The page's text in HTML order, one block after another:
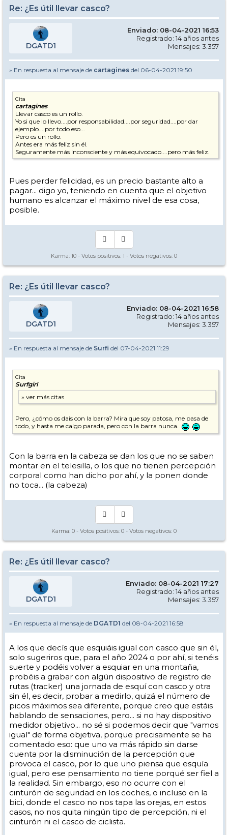
Re: ¿Es útil llevar casco?
DGATD1
Enviado: 08-04-2021 16:53
Registrado: 14 años antes
Mensajes: 3.357
» En respuesta al mensaje de cartagines del 06-04-2021 19:50
Cita
cartagines
Llevar casco es un rollo.
Yo si que lo llevo....por responsabilidad....por seguridad....por dar
ejemplo....por todo eso...
Pero es un rollo.
Antes era más feliz sin él.
Seguramente más inconsciente y más equivocado....pero más feliz.
Pues perder felicidad, es un precio bastante alto a
pagar... digo yo, teniendo en cuenta que el objetivo
humano es alcanzar el máximo nivel de esa cosa,
posible.
Karma: 10 - Votos positivos: 1 - Votos negativos: 0
Re: ¿Es útil llevar casco?
DGATD1
Enviado: 08-04-2021 16:58
Registrado: 14 años antes
Mensajes: 3.357
» En respuesta al mensaje de Surfi del 07-04-2021 11:29
Cita
Surfgirl
Pero, ¿cómo os dais con la barra? Mira que soy patosa, me pasa de
todo, y hasta me caigo parada, pero con la barra nunca.
Con la barra en la cabeza se dan los que no se saben
montar en el telesilla, o los que no tienen percepción
corporal como han dicho por ahí, y la ponen donde
no toca... (la cabeza)
Karma: 0 - Votos positivos: 0 - Votos negativos: 0
Re: ¿Es útil llevar casco?
DGATD1
Enviado: 08-04-2021 17:27
Registrado: 14 años antes
Mensajes: 3.357
» En respuesta al mensaje de DGATD1 del 08-04-2021 16:58
A los que decís que esquiáis igual con casco que sin él,
solo sugeriros que, para el año 2024 o por ahí, si tenéis
suerte y podéis volver a esquiar en una montaña,
probéis a grabar con algún dispositivo de registro de
rutas (tracker) una jornada de esquí con casco y otra
sin él, es decir, probar a medirlo, quizá el número de
picos máximos sea diferente, porque creo que estáis
hablando de sensaciones, pero... si no hay dispositivo
medidor objetivo... no sé si podemos decir que "vamos
igual" de forma objetiva, porque precisamente se ha
comentado eso: que uno va más rápido sin darse
cuenta por la disminución de la percepción que
provoca el casco, por lo que uno piensa que esquía
igual, pero ese pensamiento no tiene porqué ser fiel a
la realidad. Sin embargo, eso no ocurre con el
cinturón de seguridad en los coches, o incluso en la
bici, donde el casco no nos tapa las orejas, en estos
casos, no nos quita ningún tipo de percepción, ni el
cinturón ni el casco de ciclista.